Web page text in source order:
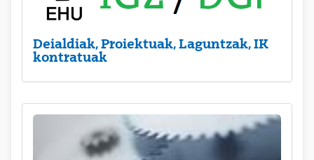
Deialdiak, Proiektuak, Laguntzak, IK
kontratuak